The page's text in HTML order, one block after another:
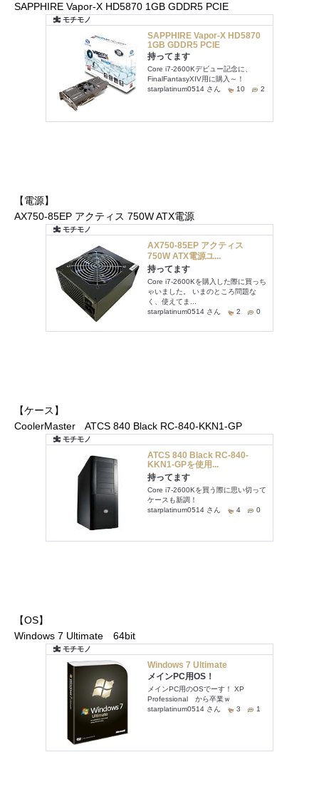
SAPPHIRE Vapor-X HD5870 1GB GDDR5 PCIE
【電源】
AX750-85EP アクティス 750W ATX電源
【ケース】
CoolerMaster ATCS 840 Black RC-840-KKN1-GP
【OS】
Windows 7 Ultimate 64bit